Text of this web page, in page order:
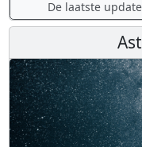
De laatste